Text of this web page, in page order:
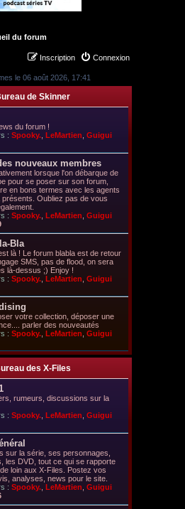
du forum
Connexion
Inscription
le 06 août 2026, 17:41
de Skinner
du forum !
: Spooky. LeMartien Guigui
nouveaux membres
lorsque l'on débarque de
pour se poser sur son forum,
en bons termes avec les agents
présents. Oubliez pas de vous
: Spooky. LeMartien Guigui
Bla
là ! Le forum blabla est de retour
SMS, pas de flood, on sera
là-dessus ;) Enjoy !
: Spooky. LeMartien Guigui
votre collection, déposer une
parler des nouveautés
: Spooky. LeMartien Guigui
des X-Files
rumeurs, discussions sur la
: Spooky. LeMartien Guigui
sur la série, ses personnages,
les DVD, tout ce qui se rapporte
loin aux X-Files. Postez vos
analyses, news pour le site.
: Spooky. LeMartien Guigui